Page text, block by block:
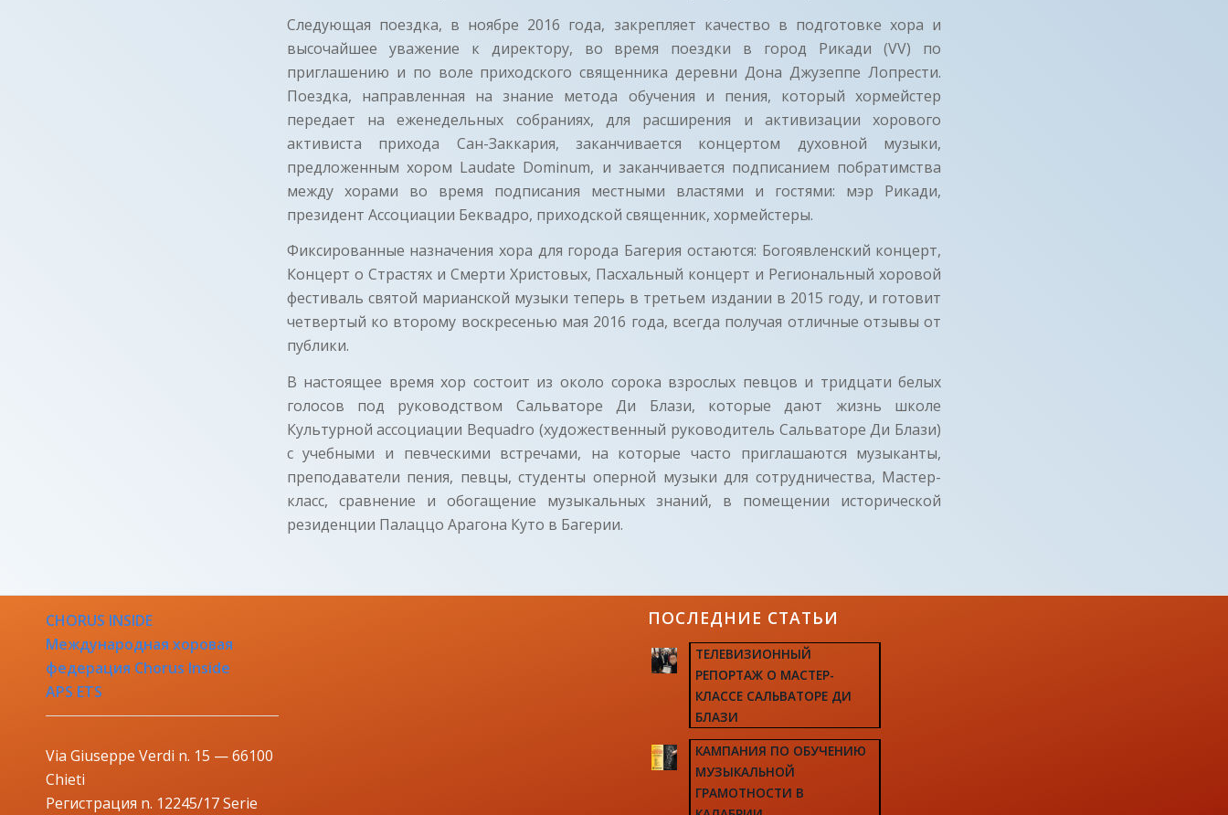
Следующая поездка, в ноябре 2016 года, закрепляет качество в подготовке хора и
высочайшее уважение к директору, во время поездки в город Рикади (VV) по
приглашению и по воле приходского священника деревни Дона Джузеппе Лопрести.
Поездка, направленная на знание метода обучения и пения, который хормейстер
передает на еженедельных собраниях, для расширения и активизации хорового
активиста прихода Сан-Заккария, заканчивается концертом духовной музыки,
предложенным хором Laudate Dominum, и заканчивается подписанием побратимства
между хорами во время подписания местными властями и гостями: мэр Рикади,
президент Ассоциации Беквадро, приходской священник, хормейстеры.
Фиксированные назначения хора для города Багерия остаются: Богоявленский концерт,
Концерт о Страстях и Смерти Христовых, Пасхальный концерт и Региональный хоровой
фестиваль святой марианской музыки теперь в третьем издании в 2015 году, и готовит
четвертый ко второму воскресенью мая 2016 года, всегда получая отличные отзывы от
публики.
В настоящее время хор состоит из около сорока взрослых певцов и тридцати белых
голосов под руководством Сальваторе Ди Блази, которые дают жизнь школе
Культурной ассоциации Bequadro (художественный руководитель Сальваторе Ди Блази)
с учебными и певческими встречами, на которые часто приглашаются музыканты,
преподаватели пения, певцы, студенты оперной музыки для сотрудничества, Мастер-
класс, сравнение и обогащение музыкальных знаний, в помещении исторической
резиденции Палаццо Арагона Куто в Багерии.
CHORUS INSIDE
Международная хоровая
федерация Chorus Inside
APS ETS
Via Giuseppe Verdi n. 15 — 66100
Chieti
Регистрация n. 12245/17 Serie
ПОСЛЕДНИЕ СТАТЬИ
ТЕЛЕВИЗИОННЫЙ
РЕПОРТАЖ О МАСТЕР-
КЛАССЕ САЛЬВАТОРЕ ДИ
БЛАЗИ
КАМПАНИЯ ПО ОБУЧЕНИЮ
МУЗЫКАЛЬНОЙ
ГРАМОТНОСТИ В